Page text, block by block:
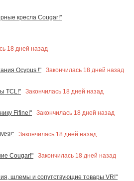
кресла Cougar!"
18 дней назад
Ocypus !"
Закончилась 18 дней назад
TCL!"
Закончилась 18 дней назад
Fifine!"
Закончилась 18 дней назад
Закончилась 18 дней назад
Cougar!"
Закончилась 18 дней назад
шлемы и сопутствующие товары VR!"